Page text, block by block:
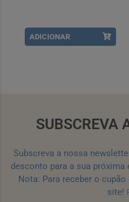
ADICIONAR
SUBSCREVA
Subscreva a nossa
desconto para a sua
Nota: Para receber o
site!